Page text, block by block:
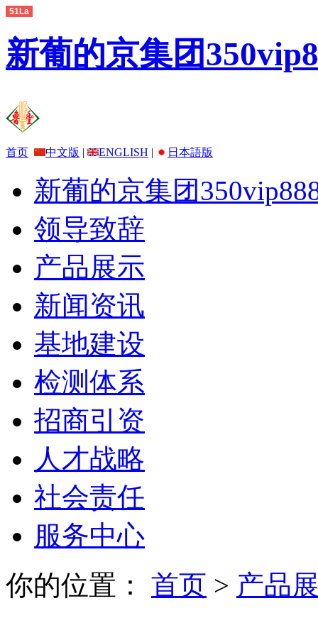
51La
新葡的京集团
首页 中文版 | ENGLISH | 日本語版
新葡的京集团
领导致辞
产品展示
新闻资讯
基地建设
检测体系
招商引资
人才战略
社会责任
服务中心
你的位置： 首页 > 产品